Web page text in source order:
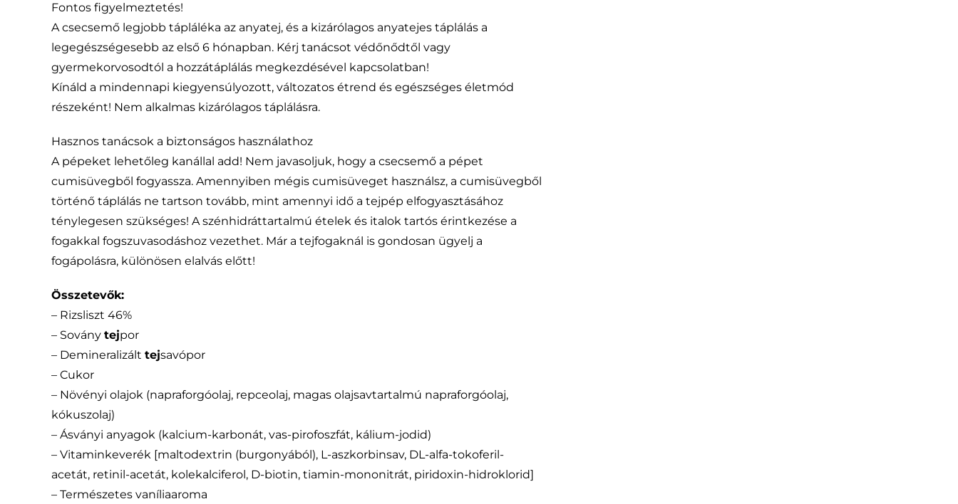
Fontos figyelmeztetés!
A csecsemő legjobb tápláléka az anyatej, és a kizárólagos anyatejes táplálás a
legegészségesebb az első 6 hónapban. Kérj tanácsot védőnődtől vagy
gyermekorvosodtól a hozzátáplálás megkezdésével kapcsolatban!
Kínáld a mindennapi kiegyensúlyozott, változatos étrend és egészséges életmód
részeként! Nem alkalmas kizárólagos táplálásra.
Hasznos tanácsok a biztonságos használathoz
A pépeket lehetőleg kanállal add! Nem javasoljuk, hogy a csecsemő a pépet
cumisüvegből fogyassza. Amennyiben mégis cumisüveget használsz, a cumisüvegből
történő táplálás ne tartson tovább, mint amennyi idő a tejpép elfogyasztásához
ténylegesen szükséges! A szénhidráttartalmú ételek és italok tartós érintkezése a
fogakkal fogszuvasodáshoz vezethet. Már a tejfogaknál is gondosan ügyelj a
fogápolásra, különösen elalvás előtt!
Összetevők:
– Rizsliszt 46%
– Sovány tejpor
– Demineralizált tejsavópor
– Cukor
– Növényi olajok (napraforgóolaj, repceolaj, magas olajsavtartalmú napraforgóolaj,
kókuszolaj)
– Ásványi anyagok (kalcium-karbonát, vas-pirofoszfát, kálium-jodid)
– Vitaminkeverék [maltodextrin (burgonyából), L-aszkorbinsav, DL-alfa-tokoferil-
acetát, retinil-acetát, kolekalciferol, D-biotin, tiamin-mononitrát, piridoxin-hidroklorid]
– Természetes vaníliaaroma